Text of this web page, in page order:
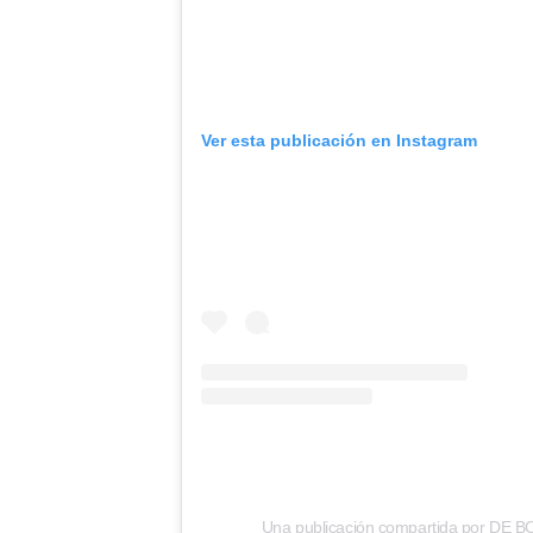
Ver esta publicación en Instagram